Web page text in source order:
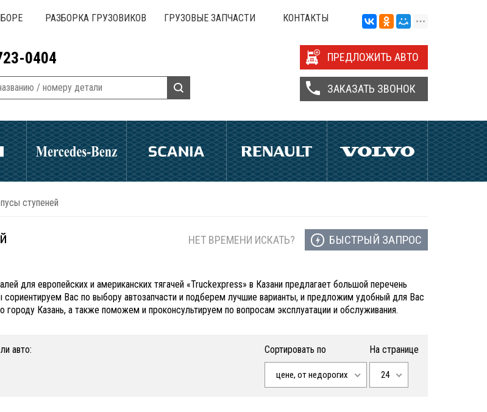
РАЗБОРКА ГРУЗОВИКОВ ГРУЗОВЫЕ ЗАПЧАСТИ КОНТАКТЫ
0404 ПРЕДЛОЖИТЬ АВТО
ЗАКАЗАТЬ ЗВОНОК
ступеней
НЕТ ВРЕМЕНИ ИСКАТЬ? БЫСТРЫЙ ЗАПРОС
для европейских и американских тягачей «Truckexpress» в Казани предлагает большой перечень
Вас по выбору автозапчасти и подберем лучшие варианты, и предложим удобный для Вас
городу Казань, а также поможем и проконсультируем по вопросам эксплуатации и обслуживания.
авто: Сортировать по
цене, от недорогих
На странице
24